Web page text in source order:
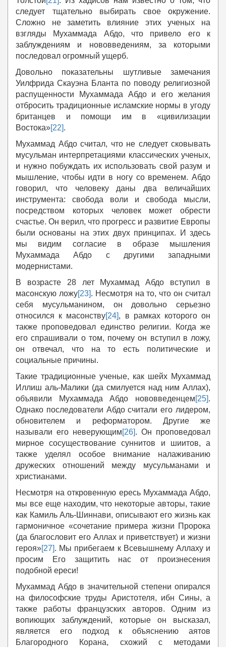
следует тщательно выбирать свое окружение.
Сложно не заметить влияние этих ученых на
взгляды Мухаммада Абдо, что привело его к
заблуждениям и нововведениям, за которыми
последовал огромный ущерб.
Довольно показательны шутливые замечания
Уилфрида Скауэна Бланта по поводу религиозной
распущенности Мухаммада Абдо и его желания
отбросить традиционные исламские нормы в угоду
британцев и помощи им в «цивилизации
Востока»[22].
Мухаммад Абдо считал, что не следует сковывать
мусульман интерпретациями классических ученых,
и нужно побуждать их использовать свой разум и
мышление, чтобы идти в ногу со временем. Абдо
говорил, что человеку даны два величайших
инструмента: свобода воли и свобода мысли,
посредством которых человек может обрести
счастье. Он верил, что прогресс и развитие Европы
были основаны на этих двух принципах. И здесь
мы видим согласие в образе мышления
Мухаммада Абдо с другими западными
модернистами.
В возрасте 28 лет Мухаммад Абдо вступил в
масонскую ложу[23]. Несмотря на то, что он считал
себя мусульманином, он довольно серьезно
относился к масонству[24], в рамках которого он
также проповедовал единство религии. Когда же
его спрашивали о том, почему он вступил в ложу,
он отвечал, что на то есть политические и
социальные причины.
Такие традиционные ученые, как шейх Мухаммад
Иллиш аль-Малики (да смилуется над ним Аллах),
объявили Мухаммада Абдо нововведенцем[25].
Однако последователи Абдо считали его лидером,
обновителем и реформатором. Другие же
называли его неверующим[26]. Он проповедовал
мирное сосуществование суннитов и шиитов, а
также уделял особое внимание налаживанию
дружеских отношений между мусульманами и
христианами.
Несмотря на откровенную ересь Мухаммада Абдо,
мы все еще находим, что некоторые авторы, такие
как Камиль Аль-Шиннави, описывают его жизнь как
гармоничное «сочетание примера жизни Пророка
(да благословит его Аллах и приветствует) и жизни
героя»[27]. Мы прибегаем к Всевышнему Аллаху и
просим Его защитить нас от произнесения
подобной ереси!
Мухаммад Абдо в значительной степени опирался
на философские труды Аристотеля, ибн Сины, а
также работы французских авторов. Одним из
вопиющих заблуждений, которые он высказал,
является его подход к объяснению аятов
Благородного Корана, схожий с методами